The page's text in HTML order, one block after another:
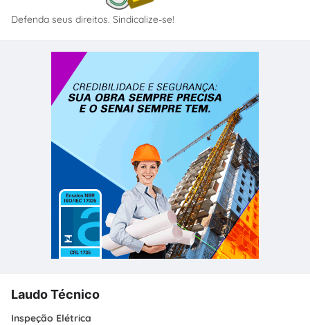
Defenda seus direitos. Sindicalize-se!
Laudo Técnico
Inspeção Elétrica